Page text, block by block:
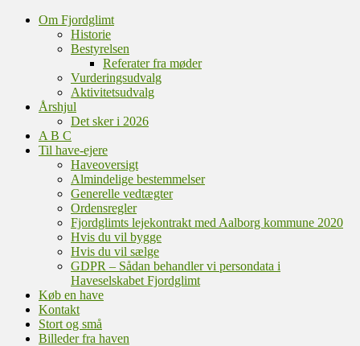
Om Fjordglimt
Historie
Bestyrelsen
Referater fra møder
Vurderingsudvalg
Aktivitetsudvalg
Årshjul
Det sker i 2026
A B C
Til have-ejere
Haveoversigt
Almindelige bestemmelser
Generelle vedtægter
Ordensregler
Fjordglimts lejekontrakt med Aalborg kommune 2020
Hvis du vil bygge
Hvis du vil sælge
GDPR – Sådan behandler vi persondata i
Haveselskabet Fjordglimt
Køb en have
Kontakt
Stort og små
Billeder fra haven